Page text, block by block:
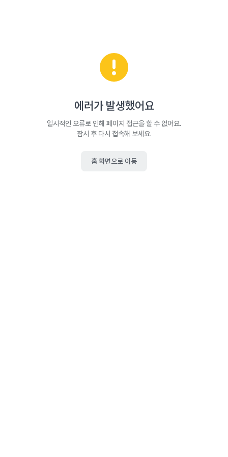
에러가 발생했어요
일시적인 오류로 인해 페이지 접근을 할 수 없어요.
잠시 후 다시 접속해 보세요.
홈 화면으로 이동